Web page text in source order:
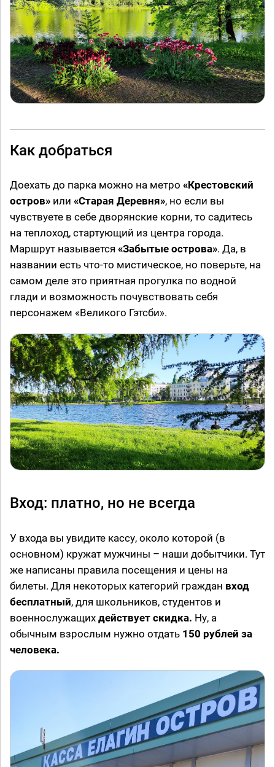
Как добраться
Доехать до парка можно на метро «Крестовский
остров» или «Старая Деревня», но если вы
чувствуете в себе дворянские корни, то садитесь
на теплоход, стартующий из центра города.
Маршрут называется «Забытые острова». Да, в
названии есть что-то мистическое, но поверьте, на
самом деле это приятная прогулка по водной
глади и возможность почувствовать себя
персонажем «Великого Гэтсби».
Вход: платно, но не всегда
У входа вы увидите кассу, около которой (в
основном) кружат мужчины – наши добытчики. Тут
же написаны правила посещения и цены на
билеты. Для некоторых категорий граждан вход
бесплатный, для школьников, студентов и
военнослужащих действует скидка. Ну, а
обычным взрослым нужно отдать 150 рублей за
человека.